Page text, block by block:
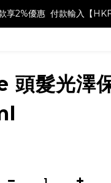
享2%優惠  付款輸入【
享2%優惠  付款輸入【
購物金｜全店滿$400本
頭髮光澤